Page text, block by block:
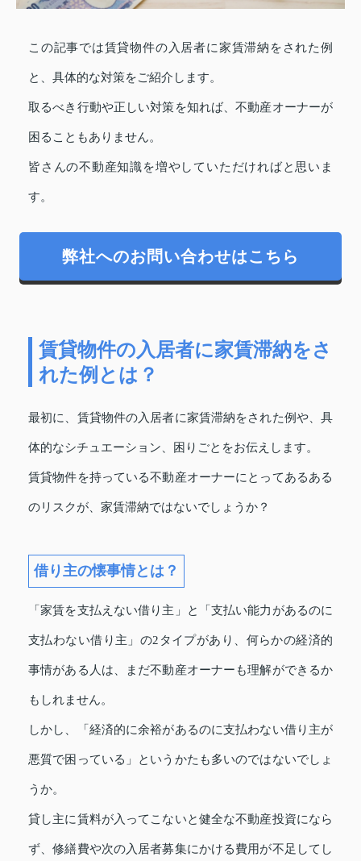
この記事では賃貸物件の入居者に家賃滞納をされた例
と、具体的な対策をご紹介します。
取るべき行動や正しい対策を知れば、不動産オーナーが
困ることもありません。
皆さんの不動産知識を増やしていただければと思いま
す。
弊社へのお問い合わせはこちら
賃貸物件の入居者に家賃滞納をさ
れた例とは？
最初に、賃貸物件の入居者に家賃滞納をされた例や、具
体的なシチュエーション、困りごとをお伝えします。
賃貸物件を持っている不動産オーナーにとってあるある
のリスクが、家賃滞納ではないでしょうか？
借り主の懐事情とは？
「家賃を支払えない借り主」と「支払い能力があるのに
支払わない借り主」の2タイプがあり、何らかの経済的
事情がある人は、まだ不動産オーナーも理解ができるか
もしれません。
しかし、「経済的に余裕があるのに支払わない借り主が
悪質で困っている」というかたも多いのではないでしょ
うか。
貸し主に賃料が入ってこないと健全な不動産投資になら
ず、修繕費や次の入居者募集にかける費用が不足してし